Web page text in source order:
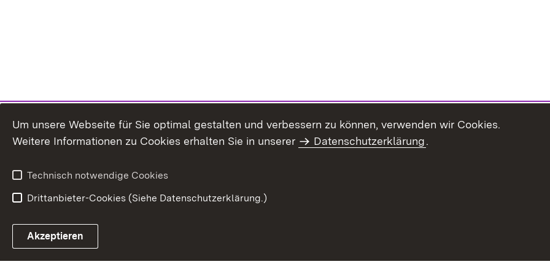
Um unsere Webseite für Sie optimal gestalten und verbessern zu können, verwenden wir Cookies.
Weitere Informationen zu Cookies erhalten Sie in unserer
Datenschutzerklärung.
Technisch notwendige Cookies
Drittanbieter-Cookies (Siehe Datenschutzerklärung.)
Akzeptieren